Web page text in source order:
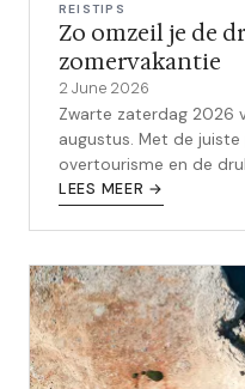
REISTIPS
Zo omzeil je de
zomervakantie
2 June 2026
Zwarte zaterdag 2026
augustus. Met de
overtourisme en de
LEES MEER →